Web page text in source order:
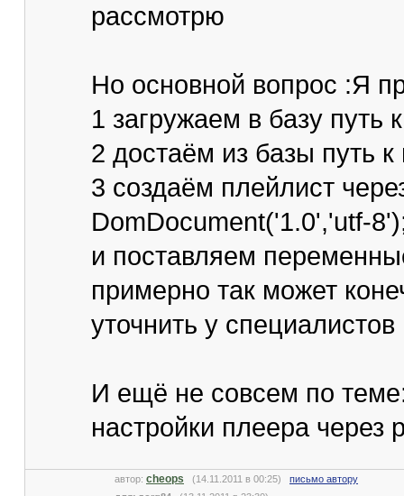
рассмотрю
Но основной вопрос :Я
1 загружаем в базу путь
2 достаём из базы путь
3 создаём плейлист
DomDocument('1.0','utf-
и поставляем
примерно так может
уточнить у специалистов
И ещё не совсем по
настройки плеера через
автор: cheops (14.11.2011 в 00:25) письмо автору